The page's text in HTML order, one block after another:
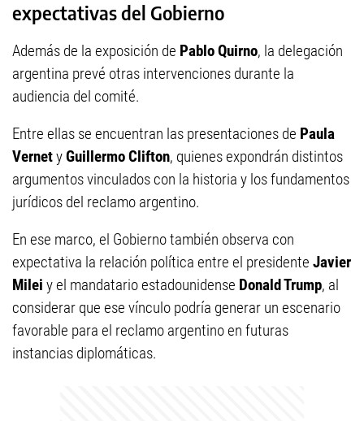
expectativas del Gobierno
Además de la exposición de Pablo Quirno, la delegación
argentina prevé otras intervenciones durante la
audiencia del comité.
Entre ellas se encuentran las presentaciones de Paula
VernetyGuillermo Clifton, quienes expondrán distintos
argumentos vinculados con la historia y los fundamentos
jurídicos del reclamo argentino.
En ese marco, el Gobierno también observa con
expectativa la relación política entre el presidente Javier
Milei y el mandatario estadounidense Donald Trump, al
considerar que ese vínculo podría generar un escenario
favorable para el reclamo argentino en futuras
instancias diplomáticas.